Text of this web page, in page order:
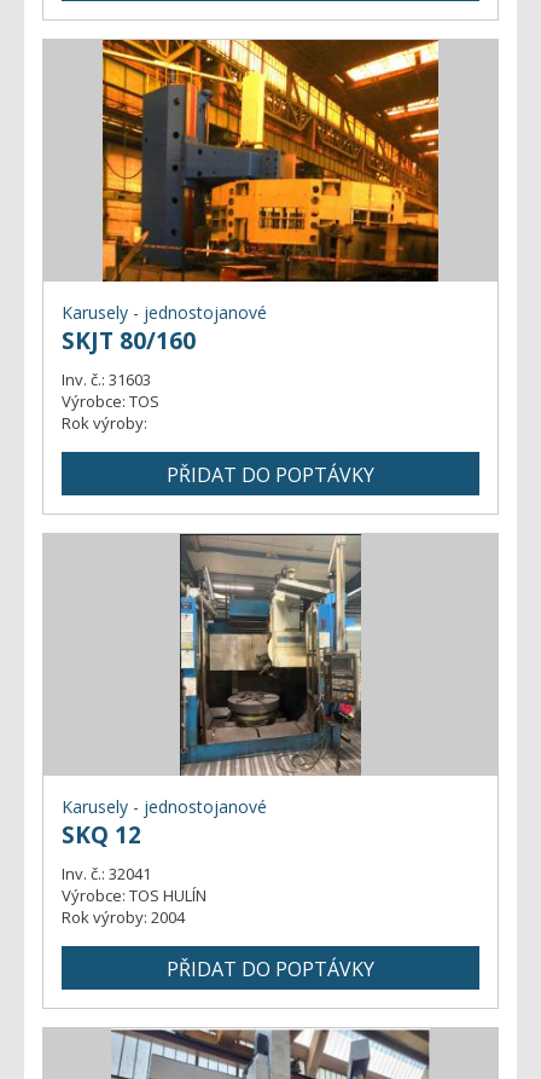
Karusely - jednostojanové
SKJT 80/160
Inv. č.: 31603
Výrobce: TOS
Rok výroby:
Karusely - jednostojanové
SKQ 12
Inv. č.: 32041
Výrobce: TOS HULÍN
Rok výroby: 2004